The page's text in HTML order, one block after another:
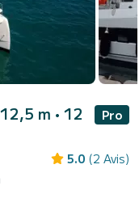
m • 12
Pro
5.0 (2 Avis)